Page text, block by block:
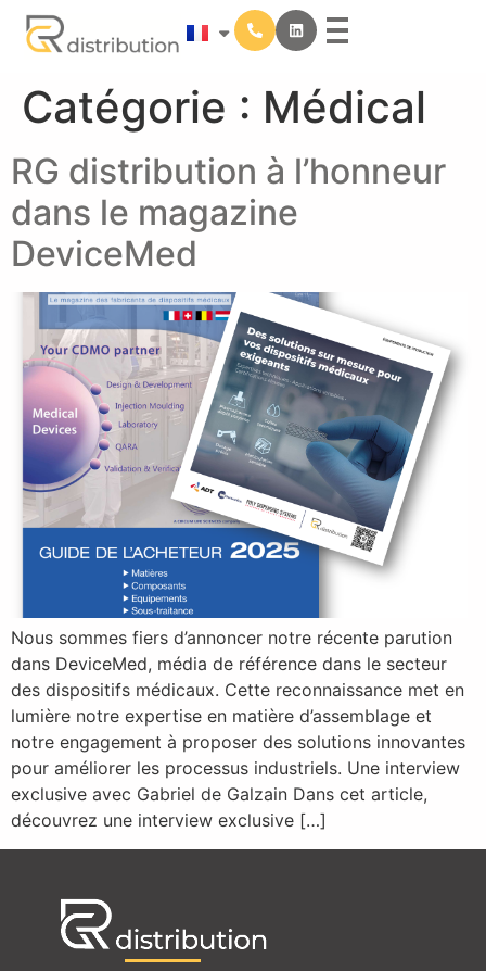
principal
Catégorie : Médical
RG distribution à l’honneur
dans le magazine
DeviceMed
Nous sommes fiers d’annoncer notre récente parution
dans DeviceMed, média de référence dans le secteur
des dispositifs médicaux. Cette reconnaissance met en
lumière notre expertise en matière d’assemblage et
notre engagement à proposer des solutions innovantes
pour améliorer les processus industriels. Une interview
exclusive avec Gabriel de Galzain Dans cet article,
découvrez une interview exclusive […]